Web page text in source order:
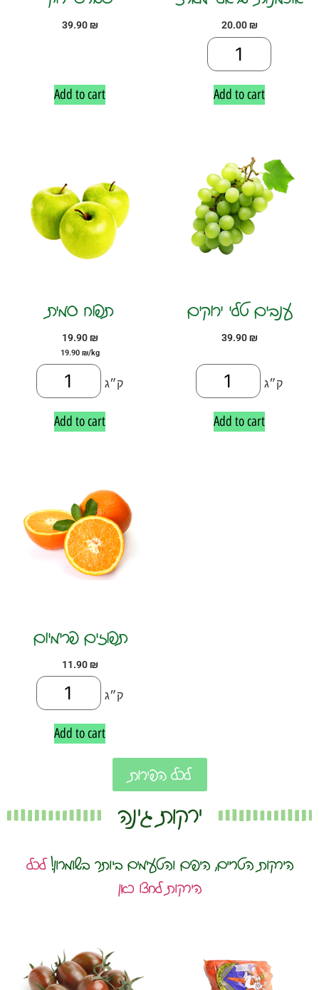
39.90₪
Add to cart
20.00₪
Add to cart
תפוח סמית
19.90₪
19.90 ₪/kg
ק״ג
Add to cart
ענבים טלי ירוקים
39.90₪
ק״ג
Add to cart
תפוזים פרימיום
11.90₪
ק״ג
Add to cart
לכל הפירות
ירקות גינה
הירקות הטריים, היפים והטעימים ביותר בשומרון!לכל
הירקות לחצו כאן